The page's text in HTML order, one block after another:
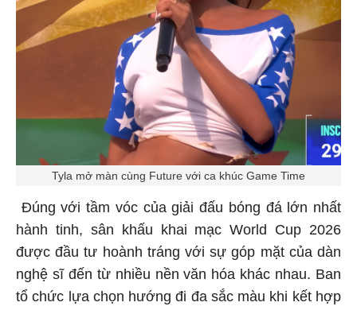
Tyla mở màn cùng Future với ca khúc Game Time
Đúng với tầm vóc của giải đấu bóng đá lớn nhất
hành tinh, sân khấu khai mạc World Cup 2026
được đầu tư hoành tráng với sự góp mặt của dàn
nghệ sĩ đến từ nhiều nền văn hóa khác nhau. Ban
tổ chức lựa chọn hướng đi đa sắc màu khi kết hợp